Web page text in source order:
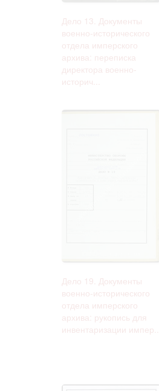
Дело 13. Документы
военно-исторического
отдела имперского
архива: переписка
директора военно-
историч...
Дело 19. Документы
военно-исторического
отдела имперского
архива: рукопись для
инвентаризации импер...